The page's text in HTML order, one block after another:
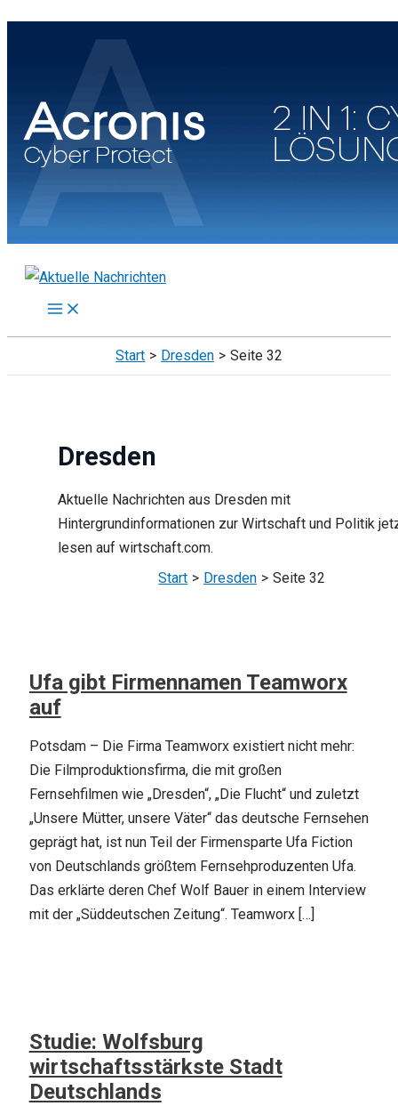
Zum
Start Dresden Seite 32
Dresden
Aktuelle Nachrichten aus Dresden mit
Hintergrundinformationen zur Wirtschaft und Politik
lesen auf wirtschaft.com.
Start
Dresden Seite 32
Ufa gibt Firmennamen Teamworx
auf
Potsdam – Die Firma Teamworx existiert nicht mehr:
Die Filmproduktionsfirma, die mit großen
Fernsehfilmen wie „Dresden“, „Die Flucht“ und zuletzt
„Unsere Mütter, unsere Väter“ das deutsche Fernsehen
geprägt hat, ist nun Teil der Firmensparte Ufa Fiction
von Deutschlands größtem Fernsehproduzenten Ufa.
Das erklärte deren Chef Wolf Bauer in einem Interview
mit der „Süddeutschen Zeitung“. Teamworx […]
Studie: Wolfsburg
wirtschaftsstärkste Stadt
Deutschlands